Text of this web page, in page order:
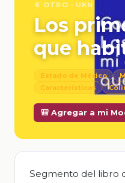
📎 OTRO · UKN
Los
que
Estado de México
Características
🎒 Agregar a mi
Segmento del libro